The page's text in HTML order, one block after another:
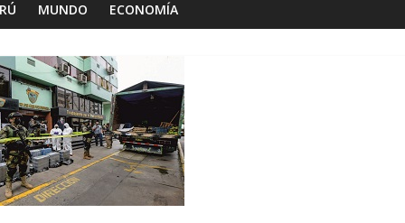
MUNDO ECONOMÍA